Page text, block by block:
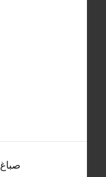
صباغ